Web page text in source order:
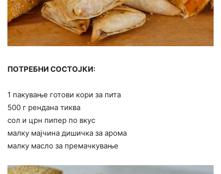
ПОТРЕБНИ СОСТОЈКИ:
1 пакување готови кори за пита
500 г рендана тиква
сол и црн пипер по вкус
малку мајчина дишичка за арома
малку масло за премачкување